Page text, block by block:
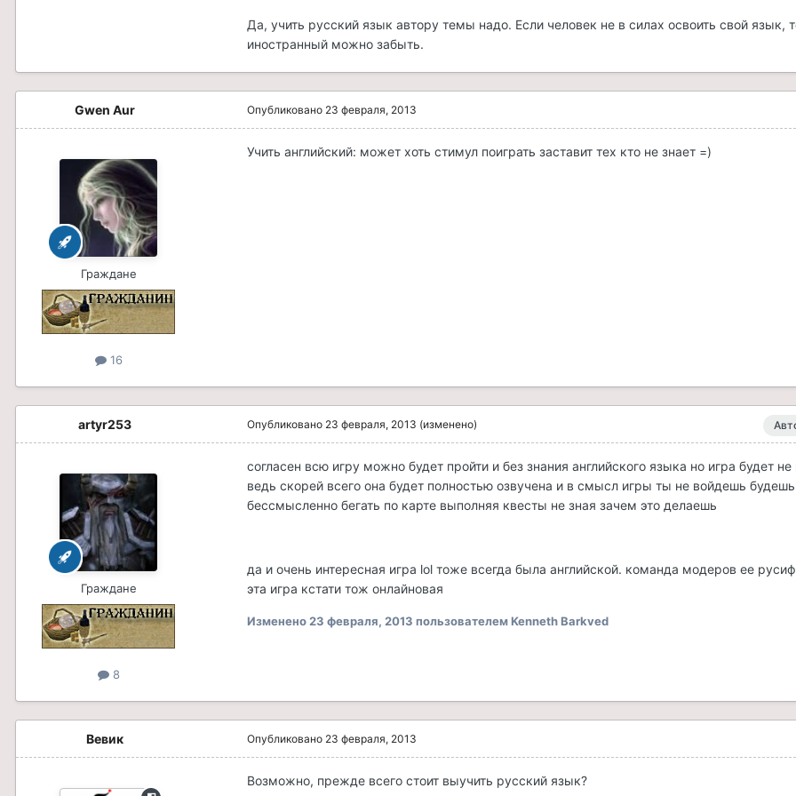
Да, учить русский язык автору темы надо. Если человек не в силах освоить свой язык,
иностранный можно забыть.
Gwen Aur
Граждане
16
Опубликовано 23 февраля, 2013
Учить английский: может хоть стимул поиграть заставит тех кто не знает =)
artyr253
Граждане
8
Опубликовано 23 февраля, 2013 (изменено)
согласен всю игру можно будет пройти и без знания английского языка но игра будет не
ведь скорей всего она будет полностью озвучена и в смысл игры ты не войдешь будешь
бессмысленно бегать по карте выполняя квесты не зная зачем это делаешь
да и очень интересная игра lol тоже всегда была английской. команда модеров ее
эта игра кстати тож онлайновая
Изменено 23 февраля, 2013 пользователем Kenneth Barkved
Вевик Опубликовано 23 февраля, 2013
Возможно, прежде всего стоит выучить русский язык?